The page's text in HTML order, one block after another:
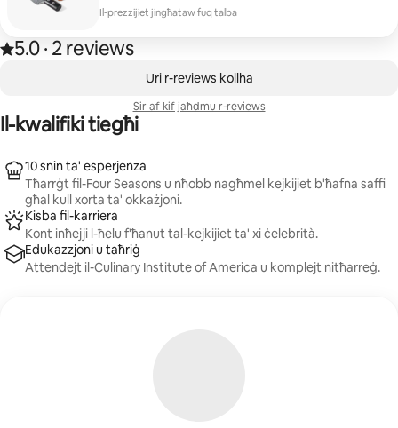
Il-prezzijiet jingħataw fuq talba
Rating ta' 5.0 minn 5 stilel, minn 2 reviews
5.0
, · 2 reviews
Qed jintwerew 0 ħwejjeġ minn 0
Uri r-reviews kollha
Sir af kif jaħdmu r-reviews
Il-kwalifiki tiegħi
10 snin ta' esperjenza
Tħarrġt fil-Four Seasons u nħobb nagħmel kejkijiet b'ħafna saffi
għal kull xorta ta' okkażjoni.
Kisba fil-karriera
Kont inħejji l-ħelu f'ħanut tal-kejkijiet ta' xi ċelebrità.
Edukazzjoni u taħriġ
Attendejt il-Culinary Institute of America u komplejt nitħarreġ.